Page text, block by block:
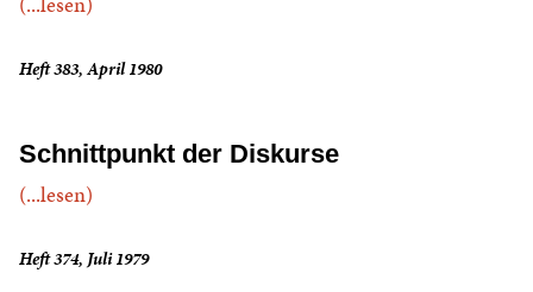
Heft 383, April 1980
Schnittpunkt der Diskurse
(...lesen)
Heft 374, Juli 1979